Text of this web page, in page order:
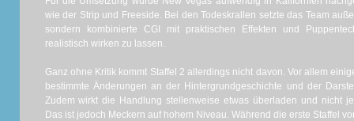
wie der Strip und Freeside. Bei den Todeskrallen setzte das Team
sondern kombinierte CGI mit praktischen Effekten und
realistisch wirken zu lassen.
Ganz ohne Kritik kommt Staffel 2 allerdings nicht davon. Vor allem
bestimmte Änderungen an der Hintergrundgeschichte und der
Zudem wirkt die Handlung stellenweise etwas überladen und nicht
Das ist jedoch Meckern auf hohem Niveau. Während die erste Staffel